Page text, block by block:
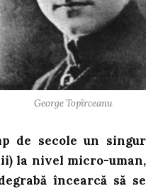
George Topîrceanu
de secole un singur
la nivel micro-uman,
încearcă să se